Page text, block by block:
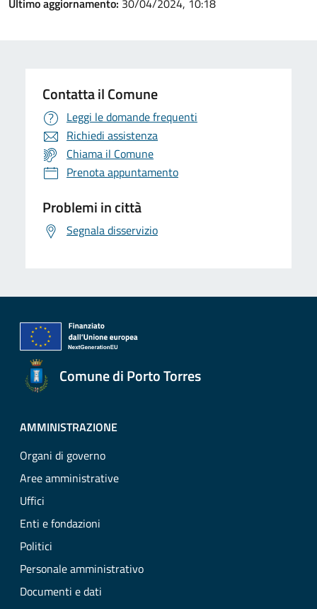
Ultimo aggiornamento: 30/04/2024, 10:18
Contatta il Comune
Leggi le domande frequenti
Richiedi assistenza
Chiama il Comune
Prenota appuntamento
Problemi in città
Segnala disservizio
Comune di Porto Torres
AMMINISTRAZIONE
Organi di governo
Aree amministrative
Uffici
Enti e fondazioni
Politici
Personale amministrativo
Documenti e dati